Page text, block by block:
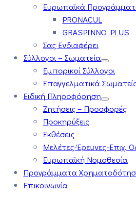
Ευρωπαϊκά
PRONACUL
GRASPINNO PLUS
Σας Ενδιαφέρει
Σύλλογοι – Σωματεία
Εμπορικοί Σύλλογοι
Επαγγελματικά
Ειδική Πληροφόρηση
Ζητήσεις – Προσφορές
Προκηρύξεις
Εκθέσεις
Μελέτες-Έρευνες-Επιχ.
Ευρωπαϊκή Νομοθεσία
Προγράμματα
Επικοινωνία